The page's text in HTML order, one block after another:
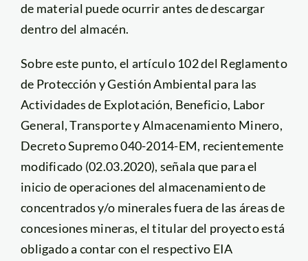
de material puede ocurrir antes de descargar
dentro del almacén.
Sobre este punto, el artículo 102 del Reglamento
de Protección y Gestión Ambiental para las
Actividades de Explotación, Beneficio, Labor
General, Transporte y Almacenamiento Minero,
Decreto Supremo 040-2014-EM, recientemente
modificado (02.03.2020), señala que para el
inicio de operaciones del almacenamiento de
concentrados y/o minerales fuera de las áreas de
concesiones mineras, el titular del proyecto está
obligado a contar con el respectivo EIA